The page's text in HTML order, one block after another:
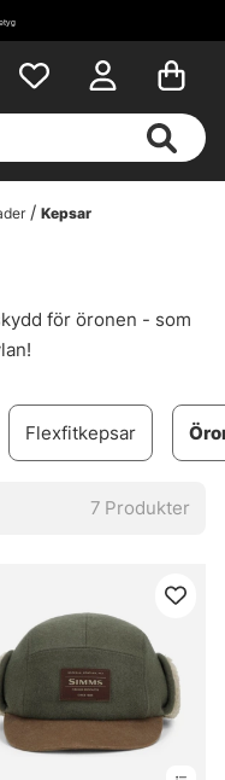
Kepsar
för öronen - som
Flexfitkepsar
7 Produkter